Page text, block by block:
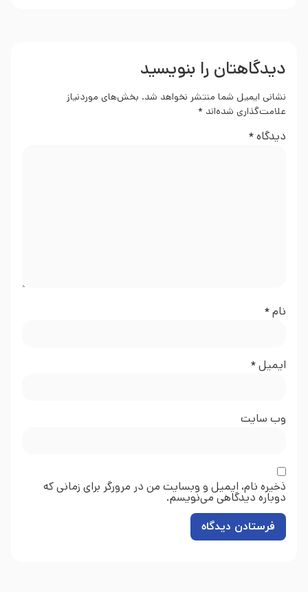
دیدگاهتان را بنویسید
نشانی ایمیل شما منتشر نخواهد شد. بخش‌های موردنیاز
علامت‌گذاری شده‌اند *
دیدگاه*
نام*
ایمیل*
وب‌ سایت
ذخیره نام، ایمیل و وبسایت من در مرورگر برای زمانی که
دوباره دیدگاهی می‌نویسم.